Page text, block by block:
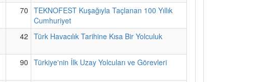
70
TEKNOFEST Kuşağıyla Taçlanan 100 Yıllık
Cumhuriyet
42 Türk Havacılık Tarihine Kısa Bir Yolculuk
90 Türkiye'nin İlk Uzay Yolcuları ve Görevleri